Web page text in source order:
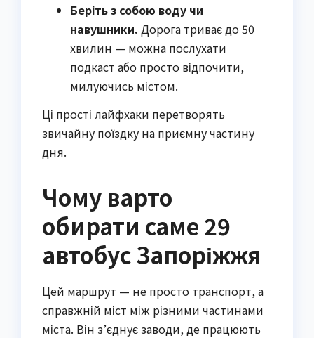
Беріть з собою воду чи
навушники. Дорога триває до 50
хвилин — можна послухати
подкаст або просто відпочити,
милуючись містом.
Ці прості лайфхаки перетворять
звичайну поїздку на приємну частину
дня.
Чому варто
обирати саме 29
автобус Запоріжжя
Цей маршрут — не просто транспорт, а
справжній міст між різними частинами
міста. Він з’єднує заводи, де працюють